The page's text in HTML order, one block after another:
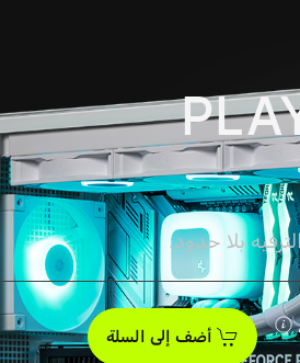
بلا حدود.
أضف إلى السلة